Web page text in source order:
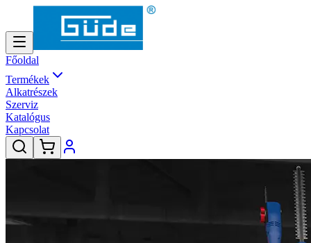
Főoldal
Termékek
Alkatrészek
Szerviz
Katalógus
Kapcsolat